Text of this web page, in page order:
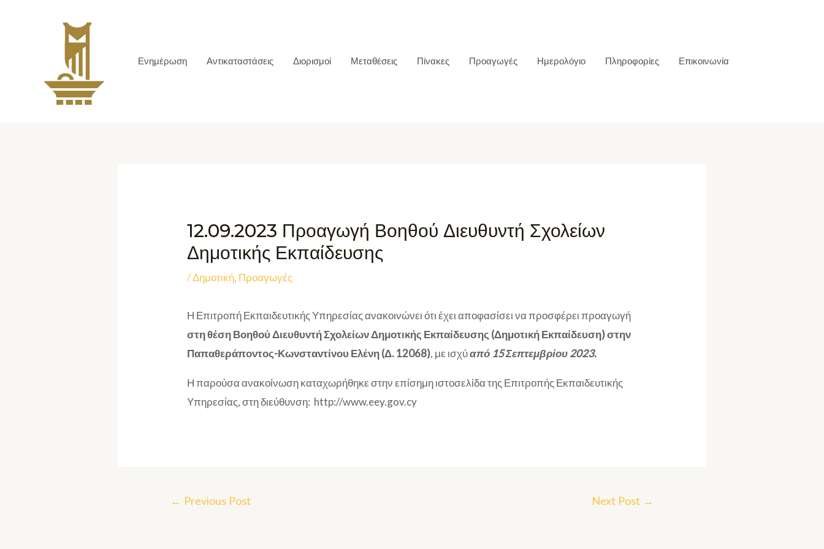
Ενημέρωση Αντικαταστάσεις Διορισμοί Μεταθέσεις Πίνακες Προαγωγές Ημερολόγιο Πληροφορίες Επικοινωνία
12.09.2023 Προαγωγή Βοηθού Διευθυντή Σχολείων
Δημοτικής Εκπαίδευσης
/Δημοτική, Προαγωγές
Η Επιτροπή Εκπαιδευτικής Υπηρεσίας ανακοινώνει ότι έχει αποφασίσει να προσφέρει προαγωγή
στη θέση Βοηθού Διευθυντή Σχολείων Δημοτικής Εκπαίδευσης (Δημοτική Εκπαίδευση)στην
Παπαθεράποντος-Κωνσταντίνου Ελένη (Δ. 12068), με ισχύαπό 15 Σεπτεμβρίου 2023.
Η παρούσα ανακοίνωση καταχωρήθηκε στην επίσημη ιστοσελίδα της Επιτροπής Εκπαιδευτικής
Υπηρεσίας, στη διεύθυνση: http://www.eey.gov.cy
← Previous Post Next Post →